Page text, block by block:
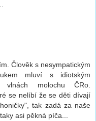
Člověk s nesympatickým
mluví s idiotským
molochu ČRo.
se nelíbí že se děti dívají
tak zadá za naše
asi pěkná píča...